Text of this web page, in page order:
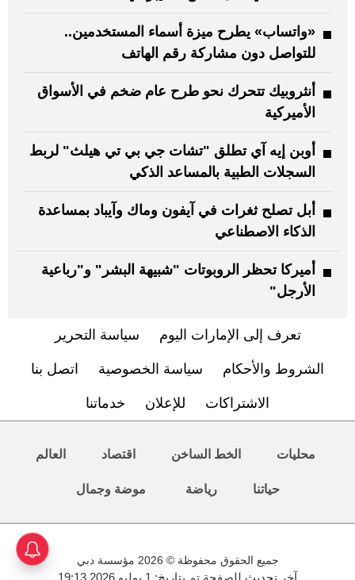
«واتساب» يطرح ميزة أسماء المستخدمين..
للتواصل دون مشاركة رقم الهاتف
أنثروبيك تتحرك نحو طرح عام ضخم في الأسواق
الأميركية
أوبن إيه آي تطلق "تشات جي بي تي هيلث" لربط
السجلات الطبية بالمساعد الذكي
أبل تصلح ثغرات في آيفون وماك وآيباد بمساعدة
الذكاء الاصطناعي
أميركا تحظر الروبوتات "شبيهة البشر" و"رباعية
الأرجل"
تعرف إلى الإمارات اليوم سياسة التحرير
الشروط والأحكام سياسة الخصوصية اتصل بنا
الاشتراكات للإعلان خدماتنا
محليات الخط الساخن اقتصاد العالم
حياتنا رياضة موضة وجمال
جميع الحقوق محفوظة © 2026 مؤسسة دبي